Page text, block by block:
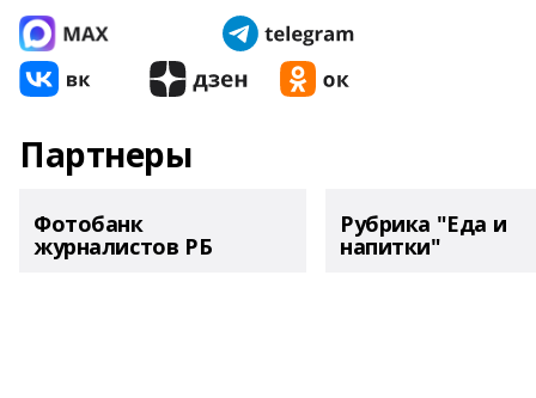
Партнеры
Фотобанк
журналистов РБ
Рубрика "Еда и
напитки"